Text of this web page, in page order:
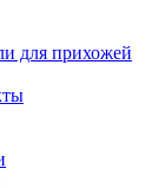
для прихожей